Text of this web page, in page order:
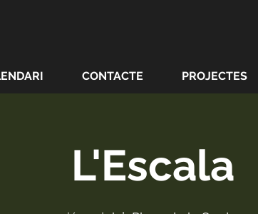
CONTACTE PROJECTES
L'Escala